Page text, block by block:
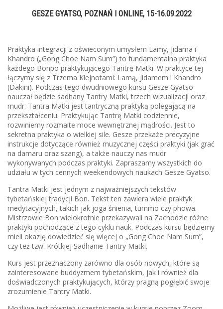
GESZE GYATSO, POZNAŃ I ONLINE, 15-16.09.2022
Praktyka integracji z oświeconym umysłem Lamy, Jidama i
Khandro („Gong Choe Nam Sum”) to fundamentalna praktyka
każdego Bonpo praktykującego Tantrę Matki. W praktyce tej
łączymy się z Trzema Klejnotami: Lamą, Jidamem i Khandro
(Dakini). Podczas tego dwudniowego kursu Gesze Gyatso
nauczał będzie sadhany Tantry Matki, trzech wizualizacji oraz
mudr. Tantra Matki jest tantryczną praktyką polegającą na
przekształceniu. Praktykując Tantrę Matki codziennie,
rozwiniemy rozmaite moce wewnętrznej mądrości. Jest to
sekretna praktyka o wielkiej sile. Gesze przekaże precyzyjne
instrukcje dotyczące również muzycznej części praktyki (jak grać
na damaru oraz szang), a także nauczy nas mudr
wykonywanych podczas praktyki. Zapraszamy wszystkich do
udziału w tych cennych weekendowych naukach Gesze Gyatso.
Tantra Matki jest jednym z najważniejszych tekstów
tybetańskiej tradycji Bon. Tekst ten zawiera wiele praktyk
medytacyjnych, takich jak joga śnienia, tummo czy phowa.
Mistrzowie Bon wielokrotnie przekazywali na Zachodzie różne
praktyki pochodzące z tego cyklu nauk. Podczas kursu będziemy
mieli okazję dowiedzieć się więcej o „Gong Choe Nam Sum”,
czy też tzw. Krótkiej Sadhanie Tantry Matki.
Kurs jest przeznaczony zarówno dla osób nowych, które są
zainteresowane buddyzmem tybetańskim, jak i również dla
doświadczonych praktykujących, którzy pragną pogłębić swoje
zrozumienie Tantry Matki.